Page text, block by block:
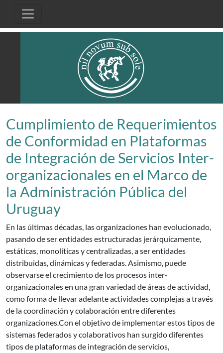
Cumplimiento de Requerimientos
de Conformidad en Plataformas
de Integración de Servicios Inter-
organizacionales en el Marco de
la Administración Pública del
Uruguay
En las últimas décadas, las organizaciones han evolucionado,
pasando de ser entidades estructuradas jerárquicamente,
estáticas, monolíticas y centralizadas, a ser entidades
distribuidas, dinámicas y federadas. Asimismo, puede
observarse el crecimiento de los procesos inter-
organizacionales en una gran variedad de áreas de actividad,
como forma de llevar adelante actividades complejas a través
de la coordinación y colaboración entre diferentes
organizaciones.Con el objetivo de implementar estos tipos de
sistemas federados y colaborativos han surgido diferentes
tipos de plataformas de integración de servicios,